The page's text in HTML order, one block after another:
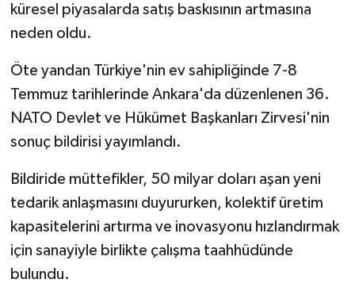
küresel piyasalarda satış baskısının artmasına
neden oldu.
Öte yandan Türkiye'nin ev sahipliğinde 7-8
Temmuz tarihlerinde Ankara'da düzenlenen 36.⁠
⁠NATO Devlet ve Hükümet Başkanları Zirvesi'nin
sonuç bildirisi yayımlandı.
Bildiride müttefikler, 50 milyar doları aşan yeni
tedarik anlaşmasını duyururken, kolektif üretim
kapasitelerini artırma ve inovasyonu hızlandırmak
için sanayiyle birlikte çalışma taahhüdünde
bulundu.